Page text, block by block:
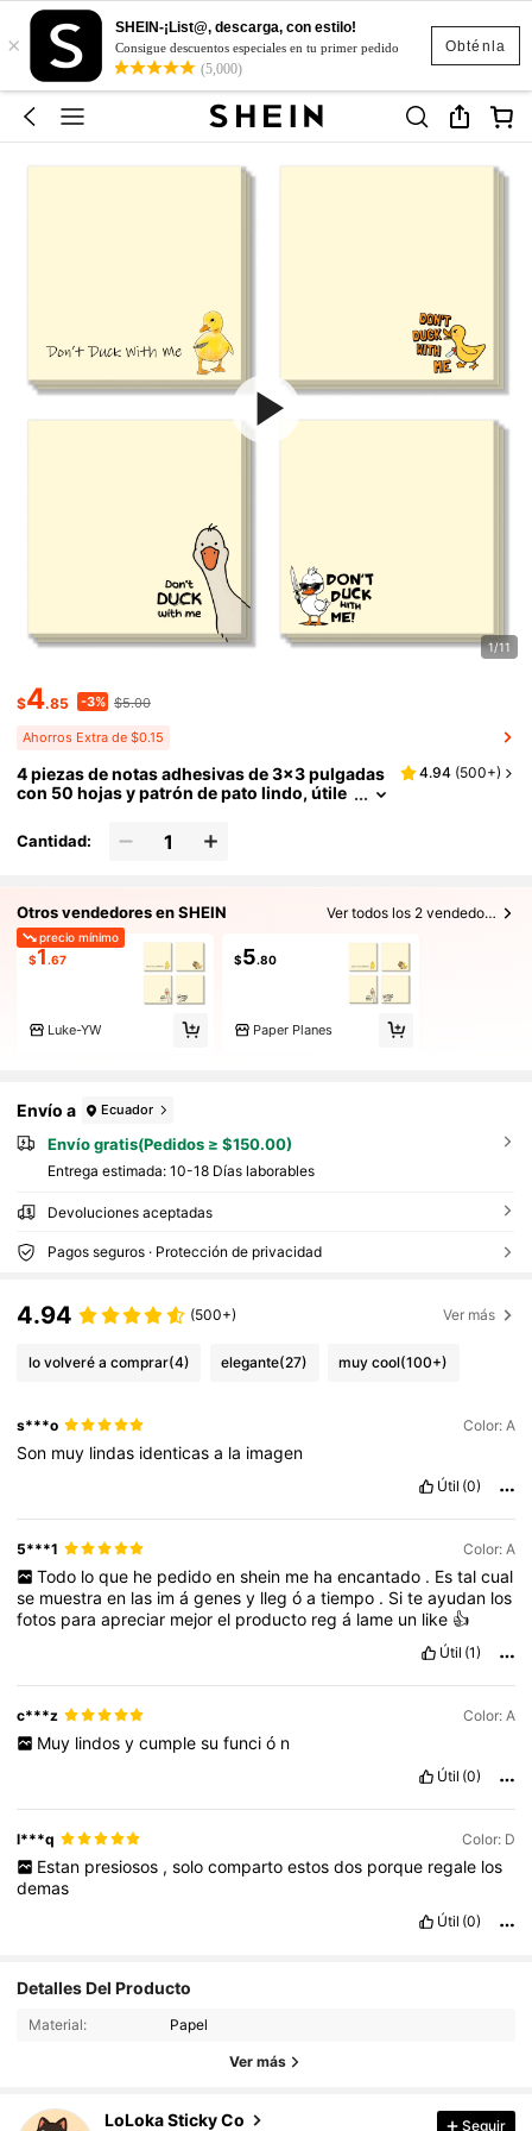
Obténla
×
SHEIN-¡List@, descarga, con estilo!
Consigue descuentos especiales en tu primer pedido
(5,000)
1/11
$4.85 -3% $5.00
Ahorros Extra de $0.15
4 piezas de notas adhesivas de 3x3 pulgadas
con 50 hojas y patrón de pato lindo, útile
ina, hogar, regalo para estudiantes y maestro
s, útiles escolares esenciales para el regreso
4.94 (500+)
Cantidad:
Otros vendedores en SHEIN Ver todos los 2 vendedores
precio mínimo
$1 .67
Luke-YW
$5.80
Paper Planes
Envío a Ecuador
Envío gratis(Pedidos ≥ $150.00)
Entrega estimada: 10-18 Días laborables
Devoluciones aceptadas
Pagos seguros · Protección de privacidad
4.94 (500+) Ver más
lo volveré a comprar(4) elegante(27) muy cool(100+)
s***o Color: A
Son muy lindas identicasa la imagen
Útil (0)
5***1 Color: A
Todo lo que he pedido en shein me ha encantado . Es tal cual
se muestraen las imágenesy llegóatiempo . Siteayudan los
fotos paraapreciar mejorel producto regá lame un like 👍
Útil (1)
c***z Color: A
Muy lindos y cumple su funci ó n
Útil (0)
l***q Color: D
Estan presiosos , solo comparto estos dos porque regale los
demas
Útil (0)
Detalles Del Producto
Material: Papel
Ver más
LoLoka Sticky Co
4.93 369 Seguidores
369 Seguidores
Seguir